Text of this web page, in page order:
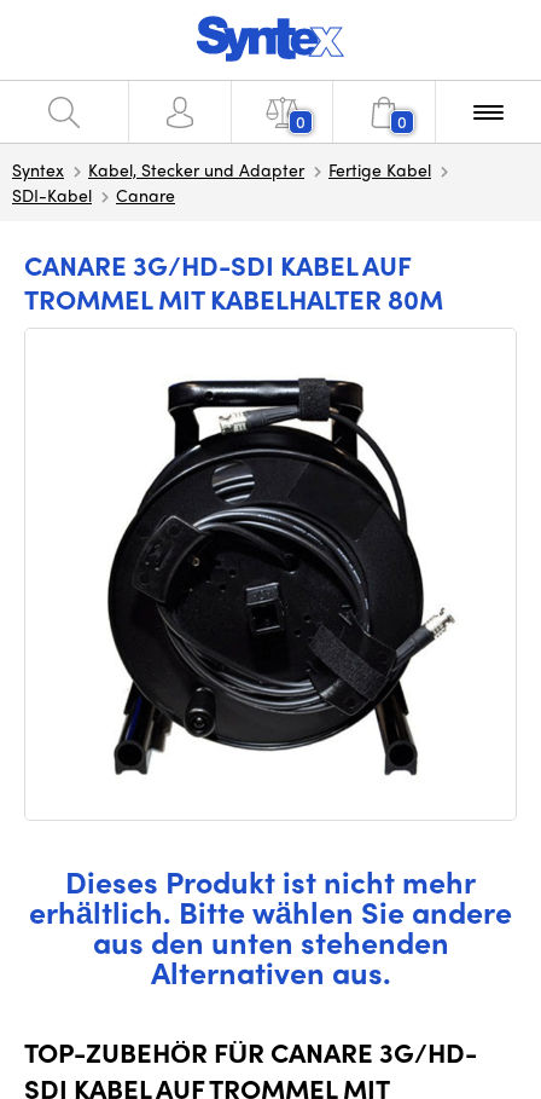
0 0
Syntex Kabel, Stecker und Adapter
Fertige Kabel
SDI-Kabel
Canare
CANARE 3G/HD-SDI KABEL AUF
TROMMEL MIT KABELHALTER 80M
Dieses Produkt ist nicht mehr
erhältlich. Bitte wählen Sie andere
aus den unten stehenden
Alternativen aus.
TOP-ZUBEHÖR FÜR CANARE 3G/HD-
SDI KABEL AUF TROMMEL MIT